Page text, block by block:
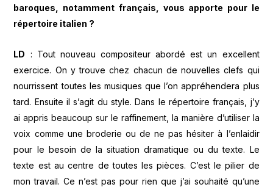
baroques, notamment français, vous apporte pour le
répertoire italien ?
LD : Tout nouveau compositeur abordé est un excellent
exercice. On y trouve chez chacun de nouvelles clefs qui
nourrissent toutes les musiques que l’on appréhendera plus
tard. Ensuite il s’agit du style. Dans le répertoire français, j’y
ai appris beaucoup sur le raffinement, la manière d’utiliser la
voix comme une broderie ou de ne pas hésiter à l’enlaidir
pour le besoin de la situation dramatique ou du texte. Le
texte est au centre de toutes les pièces. C’est le pilier de
mon travail. Ce n’est pas pour rien que j’ai souhaité qu’une